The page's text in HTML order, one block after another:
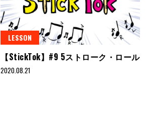
LESSON
【StickTok】#9 5ストローク・ロール
2020.08.21